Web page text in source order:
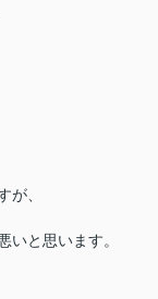
が、
いと思います。